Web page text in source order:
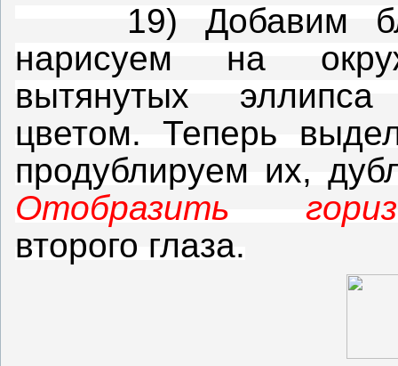
19) Добавим
нарисуем на
вытянутых
цветом.Теперь
продублируем их,
Отобразить
второго глаза.